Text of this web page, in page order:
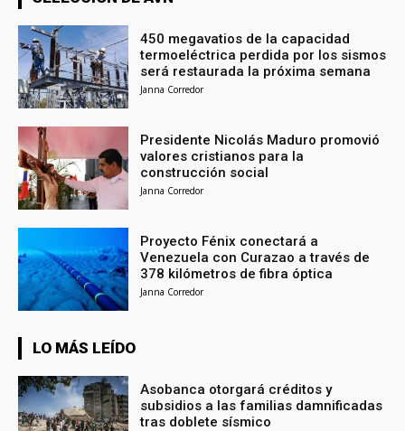
450 megavatios de la capacidad
termoeléctrica perdida por los sismos
será restaurada la próxima semana
Janna Corredor
Presidente Nicolás Maduro promovió
valores cristianos para la
construcción social
Janna Corredor
Proyecto Fénix conectará a
Venezuela con Curazao a través de
378 kilómetros de fibra óptica
Janna Corredor
LO MÁS LEÍDO
Asobanca otorgará créditos y
subsidios a las familias damnificadas
tras doblete sísmico